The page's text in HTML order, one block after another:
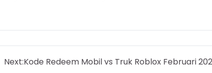
Next:Kode Redeem Mobil vs Truk Roblox Februari